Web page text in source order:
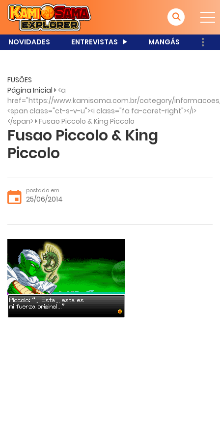
NOVIDADES ENTREVISTAS MANGÁS
FUSÕES
Página Inicial <a
href="https://www.kamisama.com.br/category/informacoes/
<span class="ct-s-v-u"><i class="fa fa-caret-right"></i>
</span> Fusao Piccolo & King Piccolo
Fusao Piccolo & King
Piccolo
postado em
25/06/2014